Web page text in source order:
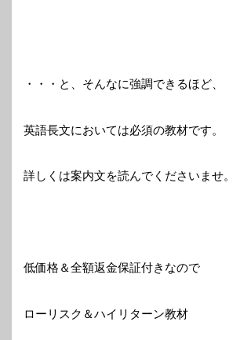
・・・と、そんなに強調できるほど、
英語長文においては必須の教材です。
詳しくは案内文を読んでくださいませ。
低価格＆全額返金保証付きなので
ローリスク＆ハイリターン教材